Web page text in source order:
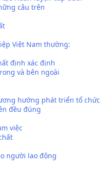
câu trên
Việt Nam thường:
định xác định
và bên ngoài
hướng phát triển tổ chức
đều đúng
việc
người lao động